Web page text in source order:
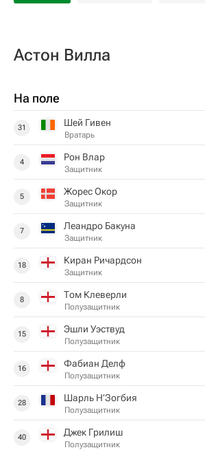
Астон Вилла
На поле
31 Шей Гивен
Вратарь
4 Рон Влар
Защитник
5 Жорес Окор
Защитник
7 Леандро Бакуна
Защитник
18 Киран Ричардсон
Защитник
8 Том Клеверли
Полузащитник
15 Эшли Уэствуд
Полузащитник
16 Фабиан Делф
Полузащитник
28 Шарль Н’Зогбия
Полузащитник
40 Джек Грилиш
Полузащитник